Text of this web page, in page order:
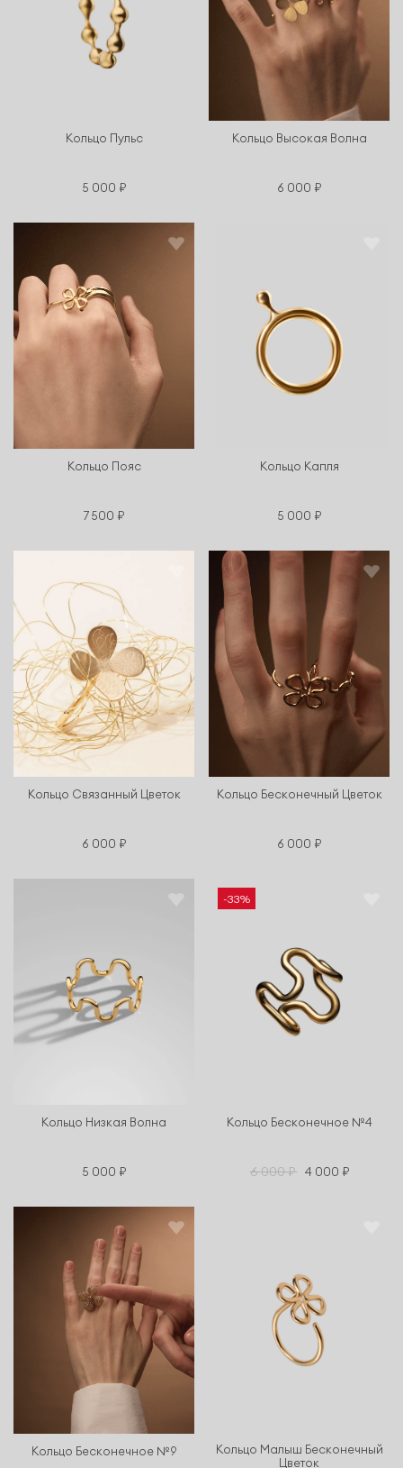
Кольцо Пульс
5 000 ₽
Кольцо Высокая Волна
6 000 ₽
Кольцо Пояс
7 500 ₽
Кольцо Капля
5 000 ₽
Кольцо Связанный Цветок
6 000 ₽
Кольцо Бесконечный Цветок
6 000 ₽
Кольцо Низкая Волна
5 000 ₽
-33%
Кольцо Бесконечное №4
6 000 ₽ 4 000 ₽
Кольцо Бесконечное №9
Кольцо Малыш Бесконечный
Цветок